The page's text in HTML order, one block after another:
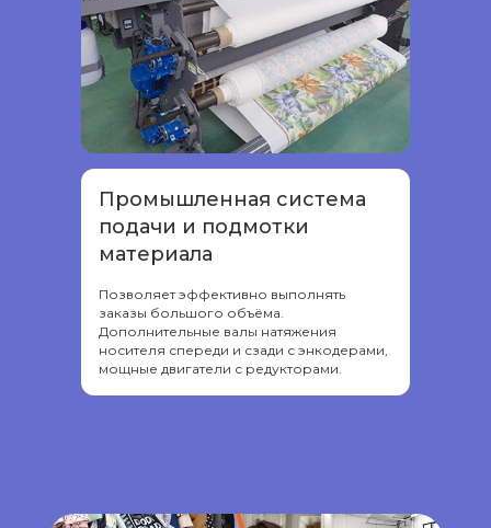
Промышленная система
подачи и подмотки
материала
Позволяет эффективно выполнять
заказы большого объёма.
Дополнительные валы натяжения
носителя спереди и сзади с энкодерами,
мощные двигатели с редукторами.